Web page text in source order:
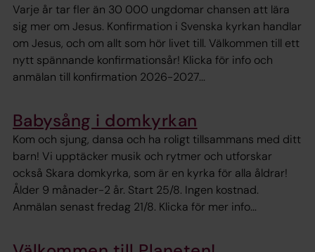
Varje år tar fler än 30 000 ungdomar chansen att lära
sig mer om Jesus. Konfirmation i Svenska kyrkan handlar
om Jesus, och om allt som hör livet till. Välkommen till ett
nytt spännande konfirmationsår! Klicka för info och
anmälan till konfirmation 2026-2027...
Babysång i domkyrkan
Kom och sjung, dansa och ha roligt tillsammans med ditt
barn! Vi upptäcker musik och rytmer och utforskar
också Skara domkyrka, som är en kyrka för alla åldrar!
Ålder 9 månader-2 år. Start 25/8. Ingen kostnad.
Anmälan senast fredag 21/8. Klicka för mer info...